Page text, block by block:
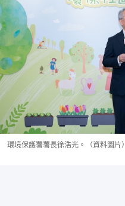
環境保護署署長徐浩光。（資料圖片）